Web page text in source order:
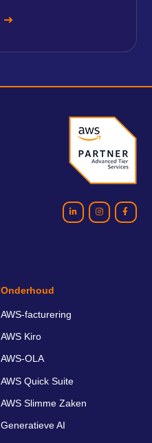
Onderhoud
AWS-facturering
AWS Kiro
AWS-OLA
AWS Quick Suite
AWS Slimme Zaken
Generatieve AI